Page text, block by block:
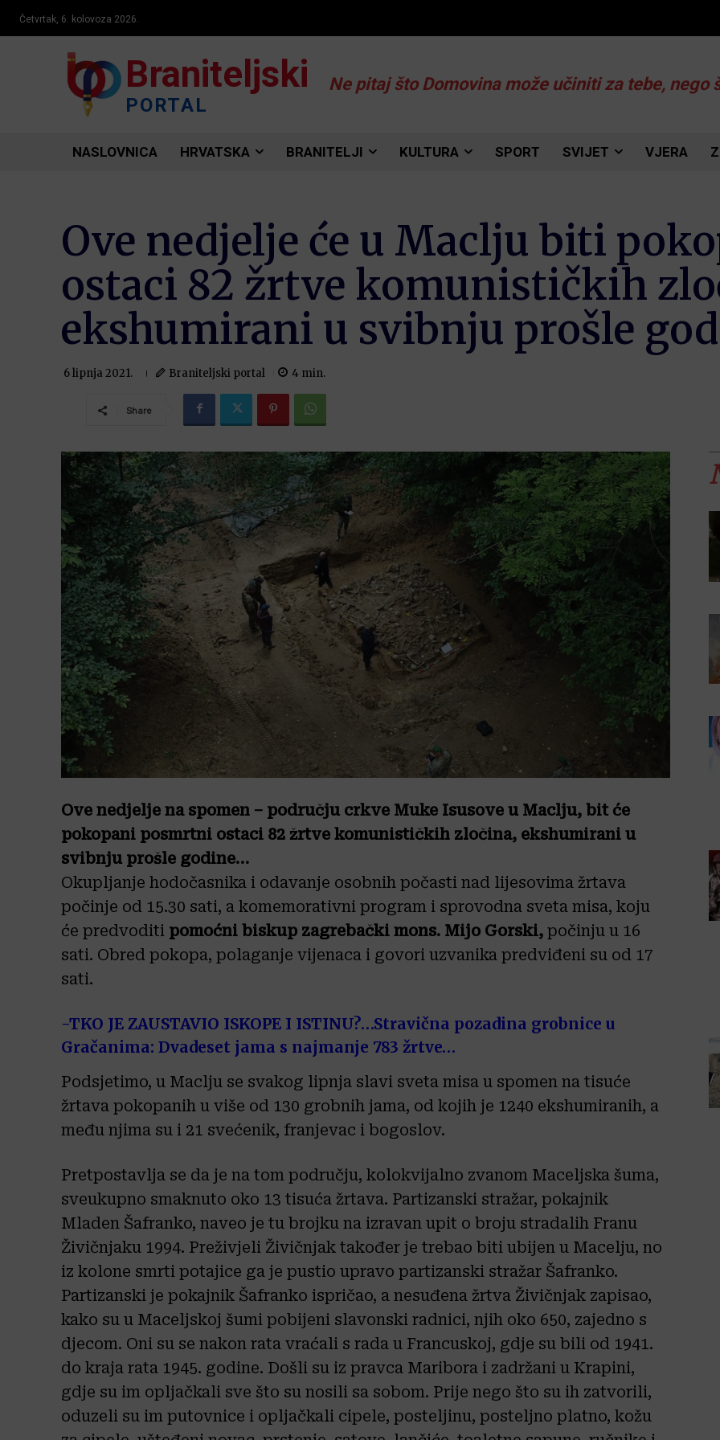
Četvrtak, 6. kolovoza 2026.
Braniteljski
PORTAL
Ne pitaj što Domovina može učiniti za tebe, nego
NASLOVNICA HRVATSKA BRANITELJI KULTURA SPORT SVIJET VJERA
Ove nedjelje će u Maclju biti
ostaci 82 žrtve komunističkih
ekshumirani u svibnju prošle
6 lipnja 2021. Braniteljski portal 4 min.
Share
Ove nedjelje na spomen – području crkve Muke Isusove u Maclju, bit će
pokopani posmrtni ostaci 82 žrtve komunističkih zločina, ekshumirani u
svibnju prošle godine…
Okupljanje hodočasnika i odavanje osobnih počasti nad lijesovima žrtava
počinje od 15.30 sati, a komemorativni program i sprovodna sveta misa, koju
će predvoditi pomoćni biskup zagrebački mons. Mijo Gorski, počinju u 16
sati. Obred pokopa, polaganje vijenaca i govori uzvanika predviđeni su od 17
sati.
-TKO JE ZAUSTAVIO ISKOPE I ISTINU?…Stravična pozadina grobnice u
Gračanima: Dvadeset jama s najmanje 783 žrtve…
Podsjetimo, u Maclju se svakog lipnja slavi sveta misa u spomen na tisuće
žrtava pokopanih u više od 130 grobnih jama, od kojih je 1240 ekshumiranih, a
među njima su i 21 svećenik, franjevac i bogoslov.
Pretpostavlja se da je na tom području, kolokvijalno zvanom Maceljska šuma,
sveukupno smaknuto oko 13 tisuća žrtava. Partizanski stražar, pokajnik
Mladen Šafranko, naveo je tu brojku na izravan upit o broju stradalih Franu
Živičnjaku 1994. Preživjeli Živičnjak također je trebao biti ubijen u Macelju, no
iz kolone smrti potajice ga je pustio upravo partizanski stražar Šafranko.
Partizanski je pokajnik Šafranko ispričao, a nesuđena žrtva Živičnjak zapisao,
kako su u Maceljskoj šumi pobijeni slavonski radnici, njih oko 650, zajedno s
djecom. Oni su se nakon rata vraćali s rada u Francuskoj, gdje su bili od 1941.
do kraja rata 1945. godine. Došli su iz pravca Maribora i zadržani u Krapini,
gdje su im opljačkali sve što su nosili sa sobom. Prije nego što su ih zatvorili,
oduzeli su im putovnice i opljačkali cipele, posteljinu, posteljno platno, kožu